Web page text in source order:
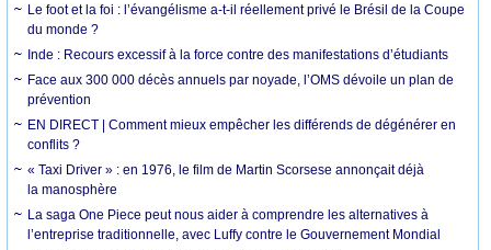
Le foot et la foi : l’évangélisme a-t-il réellement privé le Brésil de la Coupe
du monde ?
Inde : Recours excessif à la force contre des manifestations d’étudiants
Face aux 300 000 décès annuels par noyade, l’OMS dévoile un plan de
prévention
EN DIRECT | Comment mieux empêcher les différends de dégénérer en
conflits ?
« Taxi Driver » : en 1976, le film de Martin Scorsese annonçait déjà
la manosphère
La saga One Piece peut nous aider à comprendre les alternatives à
l’entreprise traditionnelle, avec Luffy contre le Gouvernement Mondial